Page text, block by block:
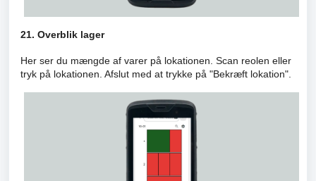
21. Overblik lager
Her ser du mængde af varer på lokationen. Scan reolen eller
tryk på lokationen. Afslut med at trykke på "Bekræft lokation".